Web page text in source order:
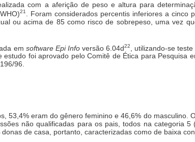
com a aferição de peso e altura para
21
. Foram considerados percentis inferiores a
ou acima de 85 como risco de sobrepeso, uma vez
em software Epi Info versão 6.04d22
, utilizando-se
estudo foi aprovado pelo Comitê de Ética para Pesquisa
96.
53,4% eram do gênero feminino e 46,6% do masculino.
não qualificadas para os pais, todos na categoria
de casa, portanto, caracterizadas como de baixa